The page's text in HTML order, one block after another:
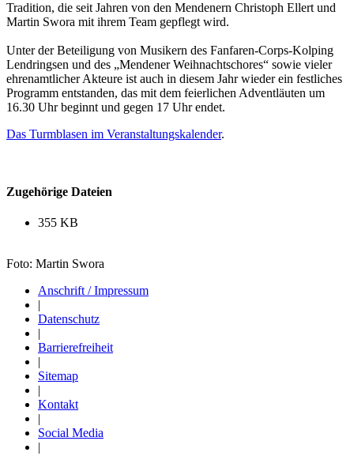
Tradition, die seit Jahren von den Mendenern Christoph Ellert und
Martin Swora mit ihrem Team gepflegt wird.
Unter der Beteiligung von Musikern des Fanfaren-Corps-Kolping
Lendringsen und des „Mendener Weihnachtschores“ sowie vieler
ehrenamtlicher Akteure ist auch in diesem Jahr wieder ein festliches
Programm entstanden, das mit dem feierlichen Adventläuten um
16.30 Uhr beginnt und gegen 17 Uhr endet.
Das Turmblasen im Veranstaltungskalender.
Zugehörige Dateien
355 KB
Foto: Martin Swora
Anschrift / Impressum
|
Datenschutz
|
Barrierefreiheit
|
Sitemap
|
Kontakt
|
Social Media
|